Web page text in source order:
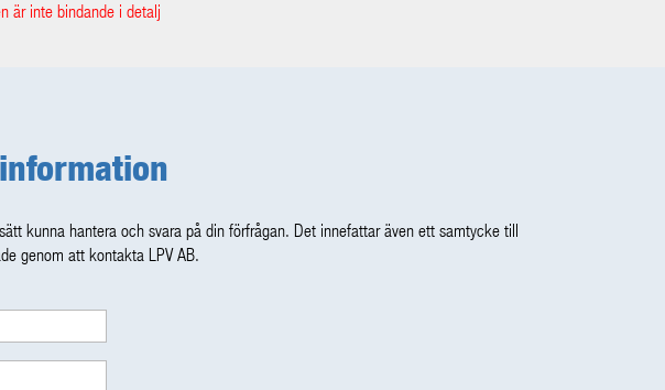
är inte bindande i detalj
kunna hantera och svara på din förfrågan. Det innefattar även ett samtycke till
genom att kontakta LPV AB.